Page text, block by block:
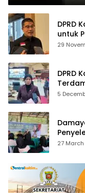
DPRD
untuk
Agama
29
DPRD
Pusat
5
dan
27